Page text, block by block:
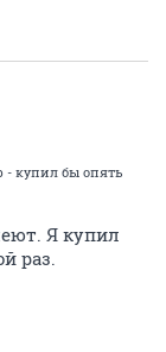
- купил бы опять
Я купил
раз.